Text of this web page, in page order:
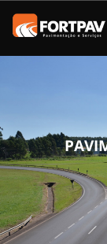
Vias Urbanas
Rodovias
Drenagem
PAVI